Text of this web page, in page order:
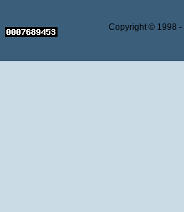
Copyright © 1998